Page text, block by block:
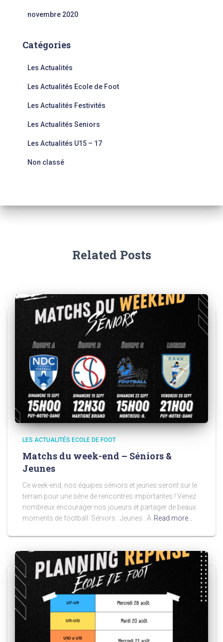
novembre 2020
Catégories
Les Actualités
Les Actualités Ecole de Foot
Les Actualités Festivités
Les Actualités Seniors
Les Actualités U15 – 17
Non classé
Related Posts
LES ACTUALITÉS ECOLE DE FOOT
Matchs du week-end – Séniors &
Jeunes
Ce week-end, nos équipes séniors et jeunes seront sur le
terrain pour une série de rencontres importantes ! Venez
nombreux encourager nos joueurs et partager de beaux
moments de football. Séniors : Jeunes : À Read more…